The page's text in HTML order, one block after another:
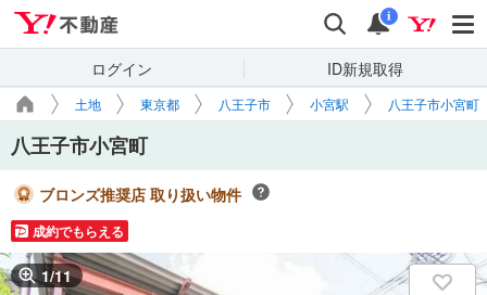
検索 通知
i
ログイン ID新規取得
土地 東京都 八王子市 小宮駅 八王子市小宮町
八王子市小宮町
ブロンズ推奨店 取り扱い物件
成約でもらえる
1/11